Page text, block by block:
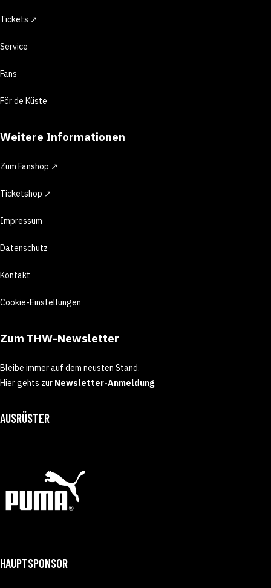
Tickets ↗
Service
Fans
För de Küste
Weitere Informationen
Zum Fanshop ↗
Ticketshop ↗
Impressum
Datenschutz
Kontakt
Cookie-Einstellungen
Zum THW-Newsletter
Bleibe immer auf dem neusten Stand.
Hier gehts zur Newsletter-Anmeldung.
AUSRÜSTER
HAUPTSPONSOR